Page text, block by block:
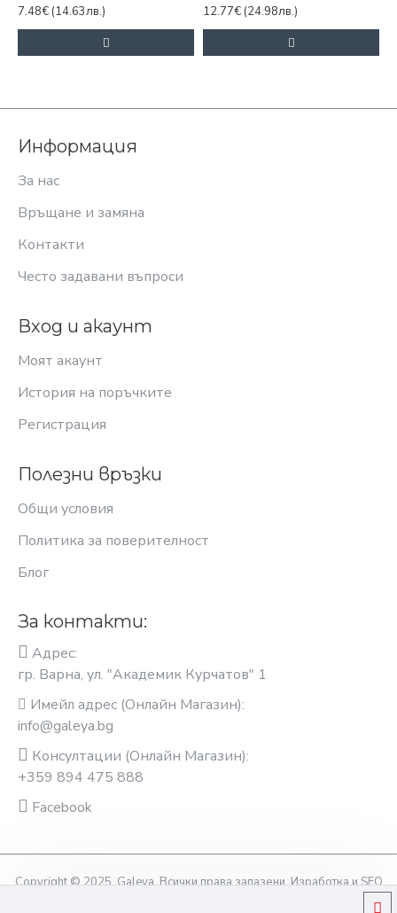
7.48€ (14.63лв.)
12.77€ (24.98лв.)
Информация
За нас
Връщане и замяна
Контакти
Често задавани въпроси
Вход и акаунт
Моят акаунт
История на поръчките
Регистрация
Полезни връзки
Общи условия
Политика за поверителност
Блог
За контакти:
Адрес:
гр. Варна, ул. "Академик Курчатов" 1
Имейл адрес (Онлайн Магазин):
info@galeya.bg
Консултации (Онлайн Магазин):
+359 894 475 888
Facebook
Copyright © 2025, Galeya, Всички права запазени. Изработка и SEO